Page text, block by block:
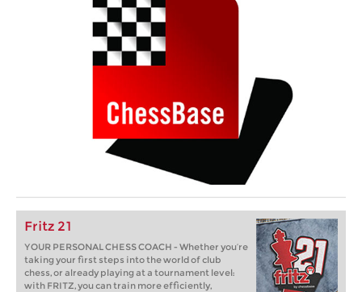
Fritz 21
YOUR PERSONAL CHESS COACH - Whether you’re
taking your first steps into the world of club
chess, or already playing at a tournament level:
with FRITZ, you can train more efficiently,